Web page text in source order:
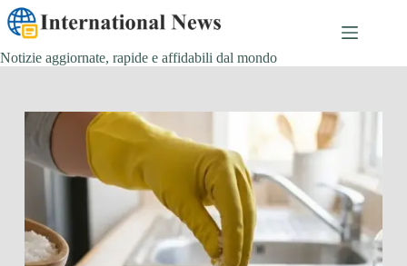
Salta
al
contenuto
Notizie aggiornate, rapide e affidabili dal mondo